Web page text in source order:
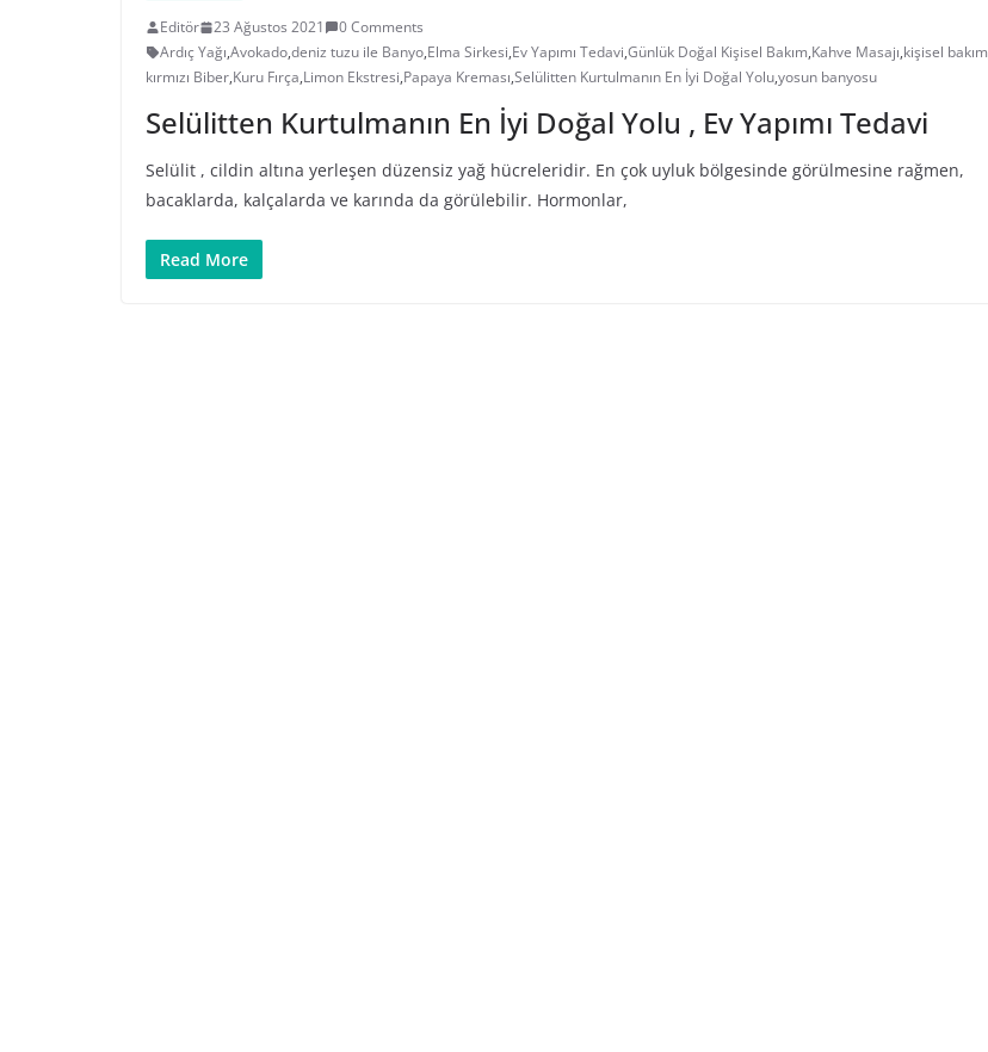
Editör 23 Ağustos 2021
0 Comments
Ardıç Yağı,Avokado,deniz tuzu ile Banyo,Elma Sirkesi,Ev Yapımı Tedavi,Günlük Doğal Kişisel Bakım,Kahve Masajı,kişisel bakım
kırmızı Biber,Kuru Fırça,Limon Ekstresi,Papaya Kreması,Selülitten Kurtulmanın En İyi Doğal Yolu,yosun banyosu
Selülitten Kurtulmanın En İyi Doğal Yolu , Ev Yapımı Tedavi
Selülit , cildin altına yerleşen düzensiz yağ hücreleridir. En çok uyluk bölgesinde görülmesine rağmen,
bacaklarda, kalçalarda ve karında da görülebilir. Hormonlar,
Read More